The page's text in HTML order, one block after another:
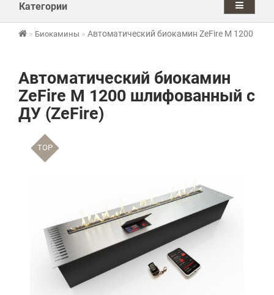
Категории
Биокамины Автоматический биокамин ZeFire М 1200
Автоматический биокамин
ZeFire М 1200 шлифованный с
ДУ (ZeFire)
TOP